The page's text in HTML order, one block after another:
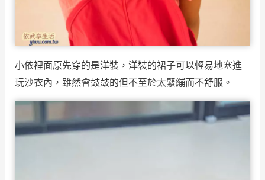
小依裡面原先穿的是洋裝，洋裝的裙子可以輕易地塞進
玩沙衣內，雖然會鼓鼓的但不至於太緊繃而不舒服。